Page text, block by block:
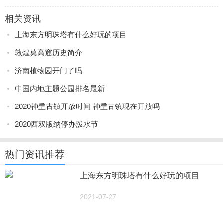
相关资讯
上海东方明珠塔有什么好玩的项目
敦煌莫高窟历史简介
济南植物园开门了吗
中国内地主题公园排名最新
2020神垕古镇开放时间 神垕古镇现在开放吗
2020西双版纳停办泼水节
热门资讯推荐
上海东方明珠塔有什么好玩的项目
2021-07-27